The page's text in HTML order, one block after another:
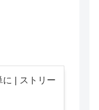
| ストリー